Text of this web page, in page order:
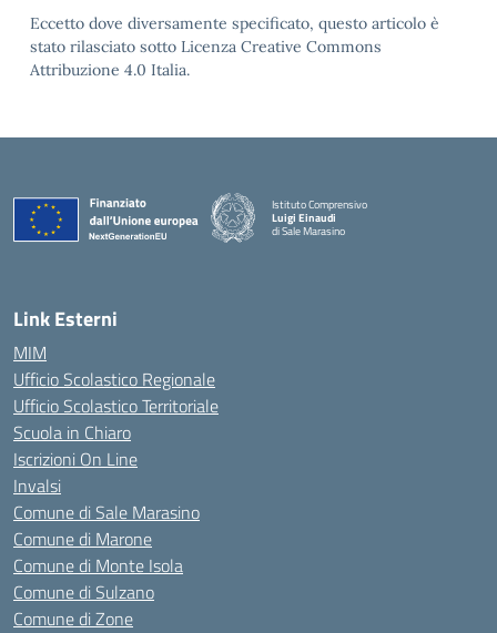
Eccetto dove diversamente specificato, questo articolo è
stato rilasciato sotto Licenza Creative Commons
Attribuzione 4.0 Italia.
Istituto Comprensivo
Luigi Einaudi
di Sale Marasino
Link Esterni
MIM
Ufficio Scolastico Regionale
Ufficio Scolastico Territoriale
Scuola in Chiaro
Iscrizioni On Line
Invalsi
Comune di Sale Marasino
Comune di Marone
Comune di Monte Isola
Comune di Sulzano
Comune di Zone